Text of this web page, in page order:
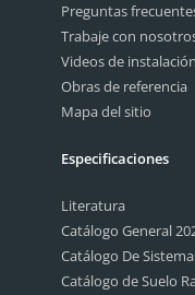
Preguntas
Trabaje con
Videos de instalación
Obras de referencia
Mapa del sitio
Especificaciones
Literatura
Catálogo General
Catálogo De
Catálogo de Suelo